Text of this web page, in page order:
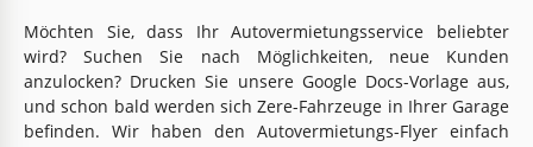
Möchten Sie, dass Ihr Autovermietungsservice beliebter
wird? Suchen Sie nach Möglichkeiten, neue Kunden
anzulocken? Drucken Sie unsere Google Docs-Vorlage aus,
und schon bald werden sich Zere-Fahrzeuge in Ihrer Garage
befinden. Wir haben den Autovermietungs-Flyer einfach